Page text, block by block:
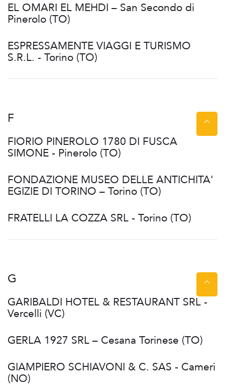
EL OMARI EL MEHDI – San Secondo di
Pinerolo (TO)
ESPRESSAMENTE VIAGGI E TURISMO
S.R.L. - Torino (TO)
F
FIORIO PINEROLO 1780 DI FUSCA
SIMONE - Pinerolo (TO)
FONDAZIONE MUSEO DELLE ANTICHITA'
EGIZIE DI TORINO – Torino (TO)
FRATELLI LA COZZA SRL - Torino (TO)
G
GARIBALDI HOTEL & RESTAURANT SRL -
Vercelli (VC)
GERLA 1927 SRL – Cesana Torinese (TO)
GIAMPIERO SCHIAVONI & C. SAS - Cameri
(NO)